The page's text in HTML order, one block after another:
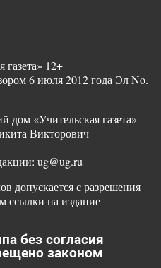
газета» 12+
6 июля 2012 года Эл No.
дом «Учительская газета»
Викторович
ug@ug.ru
допускается с разрешения
ссылки на издание
без согласия
законом